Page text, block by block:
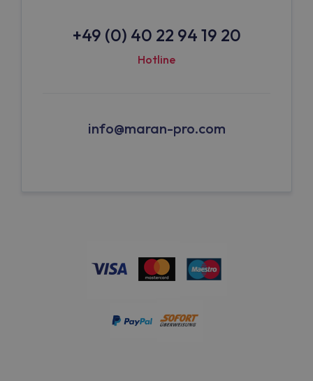
+49 (0) 40 22 94 19 20
Hotline
info@maran-pro.com